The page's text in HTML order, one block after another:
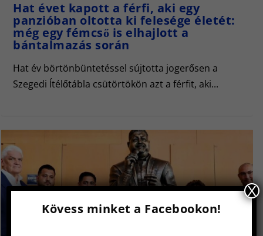
Hat évet kapott a férfi, aki egy
panzióban oltotta ki felesége életét:
még egy fémcső is elhajlott a
bántalmazás során
Hat év börtönbüntetéssel sújtotta jogerősen a
Szegedi Ítélőtábla csütörtökön azt a férfit, aki...
Kövess minket a Facebookon!
X